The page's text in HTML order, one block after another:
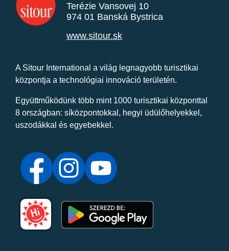
Terézie Vansovej 10
974 01 Banská Bystrica
www.sitour.sk
A Sitour International a világ legnagyobb turisztikai
központja a technológiai innováció területén.
Együttműködünk több mint 1000 turisztikai központtal
8 országban: síközpontokkal, hegyi üdülőhelyekkel,
uszodákkal és egyebekkel.